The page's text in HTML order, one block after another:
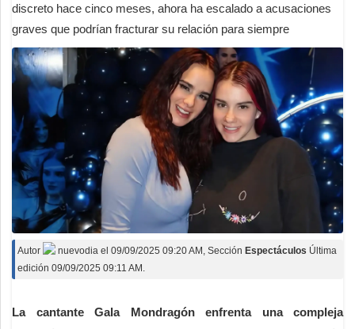
discreto hace cinco meses, ahora ha escalado a acusaciones
graves que podrían fracturar su relación para siempre
Autor nuevodia el 09/09/2025 09:20 AM , Sección Espectáculos Última
edición 09/09/2025 09:11 AM.
La cantante Gala Mondragón enfrenta una compleja